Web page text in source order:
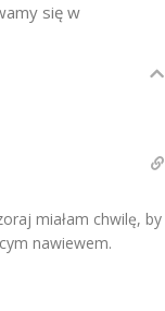
się w
miałam chwilę, by
nawiewem.